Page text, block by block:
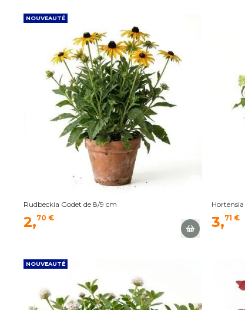
NOUVEAUTÉ
Rudbeckia Godet de 8/9 cm
2,70 € 3,71 €
NOUVEAUTÉ